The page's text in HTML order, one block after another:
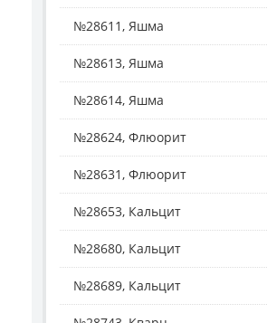
№28611, Яшма
№28613, Яшма
№28614, Яшма
№28624, Флюорит
№28631, Флюорит
№28653, Кальцит
№28680, Кальцит
№28689, Кальцит